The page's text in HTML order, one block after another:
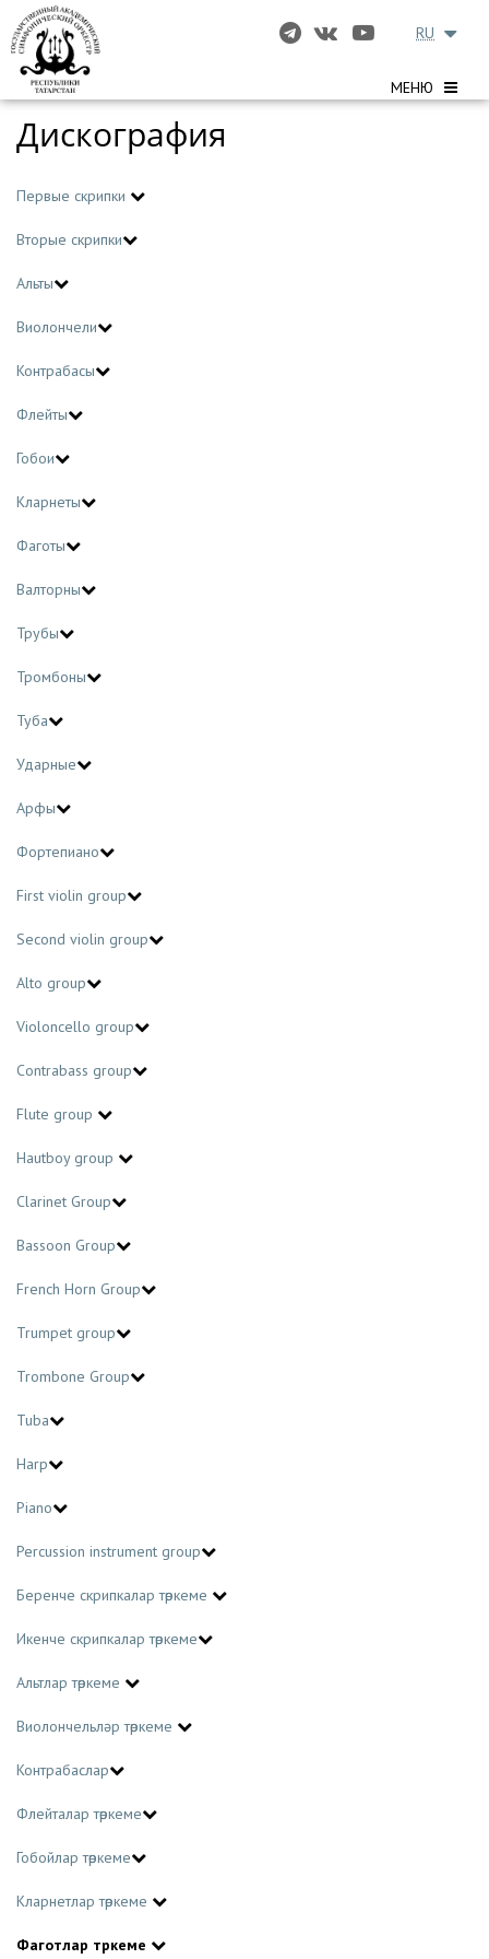
МЕНЮ
RU
Дискография
Первые скрипки
Вторые скрипки
Альты
Виолончели
Контрабасы
Флейты
Гобои
Кларнеты
Фаготы
Валторны
Трубы
Тромбоны
Туба
Ударные
Арфы
Фортепиано
First violin group
Second violin group
Alto group
Violoncello group
Contrabass group
Flute group
Hautboy group
Clarinet Group
Bassoon Group
French Horn Group
Trumpet group
Trombone Group
Tuba
Harp
Piano
Percussion instrument group
Беренче скрипкалар төркеме
Икенче скрипкалар төркеме
Альтлар төркеме
Виолончельләр төркеме
Контрабаслар
Флейталар төркеме
Гобойлар төркеме
Кларнетлар төркеме
Фаготлар төркеме